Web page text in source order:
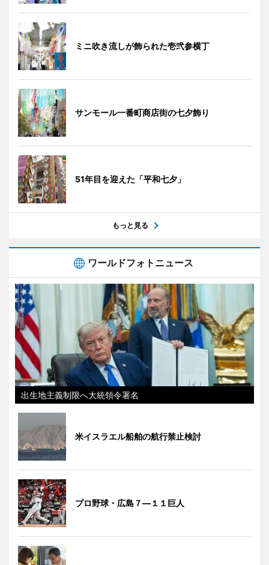
ミニ吹き流しが飾られた壱弐参横丁
サンモール一番町商店街の七夕飾り
51年目を迎えた「平和七夕」
もっと見る
ワールドフォトニュース
出生地主義制限へ大統領令署名
米イスラエル船舶の航行禁止検討
プロ野球・広島７―１１巨人